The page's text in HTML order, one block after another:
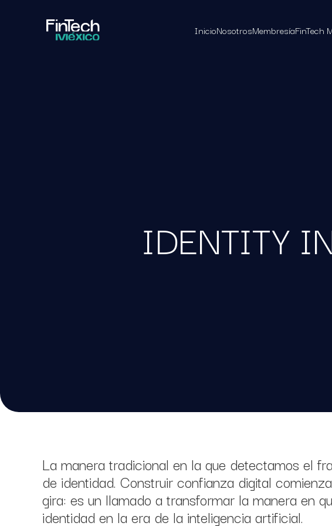
InicioNosotrosMembresíaFinTech
IDENTITY
La manera tradicional en la que detectamos el
de identidad. Construir confianza digital
gira: es un llamado a transformar la manera en
identidad en la era de la inteligencia artificial.